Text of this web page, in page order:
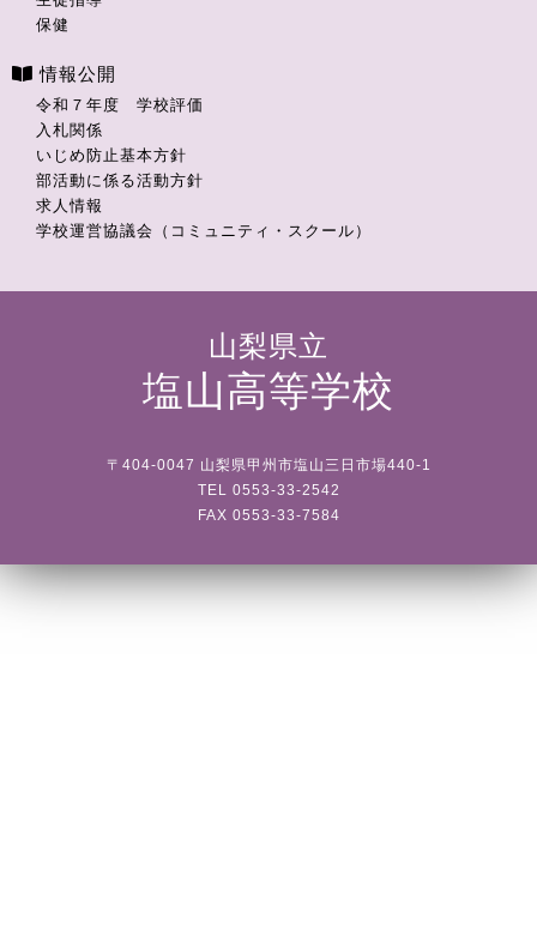
保健
情報公開
令和７年度 学校評価
入札関係
いじめ防止基本方針
部活動に係る活動方針
求人情報
学校運営協議会（コミュニティ・スクール）
山梨県立
塩山高等学校
〒404-0047 山梨県甲州市塩山三日市場440-1
TEL 0553-33-2542
FAX 0553-33-7584